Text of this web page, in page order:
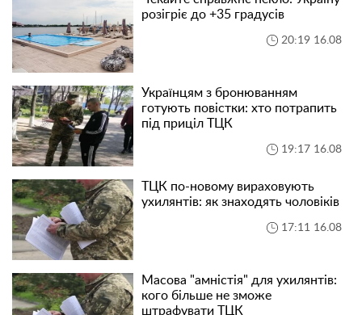
розігріє до +35 градусів
20:19 16.08
Українцям з бронюванням
готують повістки: хто потрапить
під приціл ТЦК
19:17 16.08
ТЦК по-новому вираховують
ухилянтів: як знаходять чоловіків
17:11 16.08
Масова "амністія" для ухилянтів:
кого більше не зможе
штрафувати ТЦК